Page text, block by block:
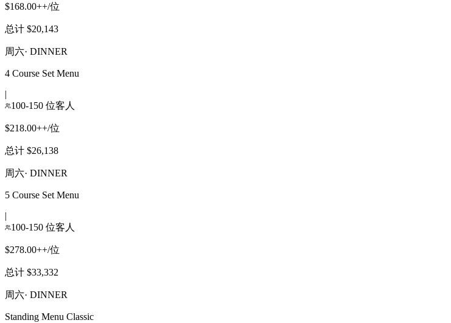
$168.00++/位
总计 $20,143
周六· DINNER
4 Course Set Menu
|
100-150 位客人
$218.00++/位
总计 $26,138
周六· DINNER
5 Course Set Menu
|
100-150 位客人
$278.00++/位
总计 $33,332
周六· DINNER
Standing Menu Classic